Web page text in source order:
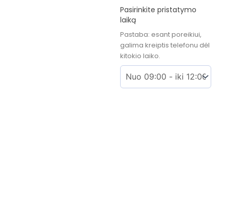
Pasirinkite pristatymo
laiką
Pastaba: esant poreikiui,
galima kreiptis telefonu dėl
kitokio laiko.